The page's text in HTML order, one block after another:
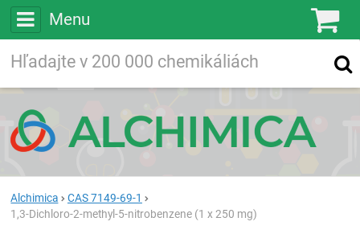
Menu
Vyhľadávanie
Alchimica
CAS 7149-69-1
1,3-Dichloro-2-methyl-5-nitrobenzene (1 x 250 mg)